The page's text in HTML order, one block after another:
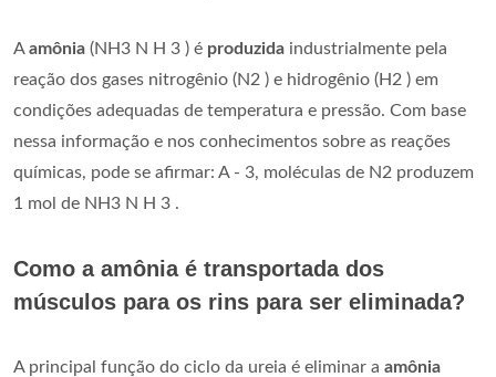
Aamônia (NH3 N H 3 ) é produzida industrialmente pela
reação dos gases nitrogênio (N2 ) e hidrogênio (H2 ) em
condições adequadas de temperatura e pressão. Com base
nessa informação e nos conhecimentos sobre as reações
químicas, pode se afirmar: A - 3, moléculas de N2 produzem
1 mol de NH3 N H 3 .
Como a amônia é transportada dos
músculos para os rins para ser eliminada?
A principal função do ciclo da ureia é eliminar a amônia